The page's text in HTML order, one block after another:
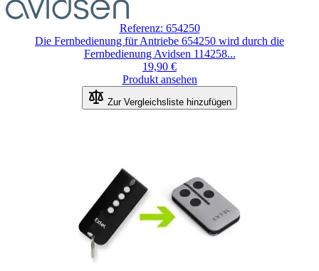
hängt
von
den
auf
der
Produktseite
gewählten
Optionen
Referenz: 654250
Die Fernbedienung für Antriebe 654250 wird durch die
Fernbedienung Avidsen 114258...
19,90 €
Produkt ansehen
Zur Vergleichsliste hinzufügen